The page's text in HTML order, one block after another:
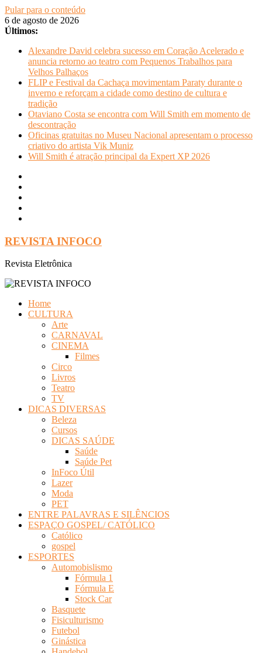
Pular para o conteúdo
6 de agosto de 2026
Últimos:
Alexandre David celebra sucesso em Coração Acelerado e
anuncia retorno ao teatro com Pequenos Trabalhos para
Velhos Palhaços
FLIP e Festival da Cachaça movimentam Paraty durante o
inverno e reforçam a cidade como destino de cultura e
tradição
Otaviano Costa se encontra com Will Smith em momento de
descontração
Oficinas gratuitas no Museu Nacional apresentam o processo
criativo do artista Vik Muniz
Will Smith é atração principal da Expert XP 2026
REVISTA INFOCO
Revista Eletrônica
Home
CULTURA
Arte
CARNAVAL
CINEMA
Filmes
Circo
Livros
Teatro
TV
DICAS DIVERSAS
Beleza
Cursos
DICAS SAÚDE
Saúde
Saúde Pet
InFoco Útil
Lazer
Moda
PET
ENTRE PALAVRAS E SILÊNCIOS
ESPAÇO GOSPEL/ CATÓLICO
Católico
gospel
ESPORTES
Automobislismo
Fórmula 1
Fórmula E
Stock Car
Basquete
Fisiculturismo
Futebol
Ginástica